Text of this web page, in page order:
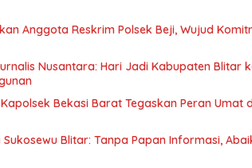
Anggota Reskrim Polsek Beji, Wujud
Nusantara: Hari Jadi Kabupaten Blitar
Bekasi Barat Tegaskan Peran Umat
Blitar: Tanpa Papan Informasi,